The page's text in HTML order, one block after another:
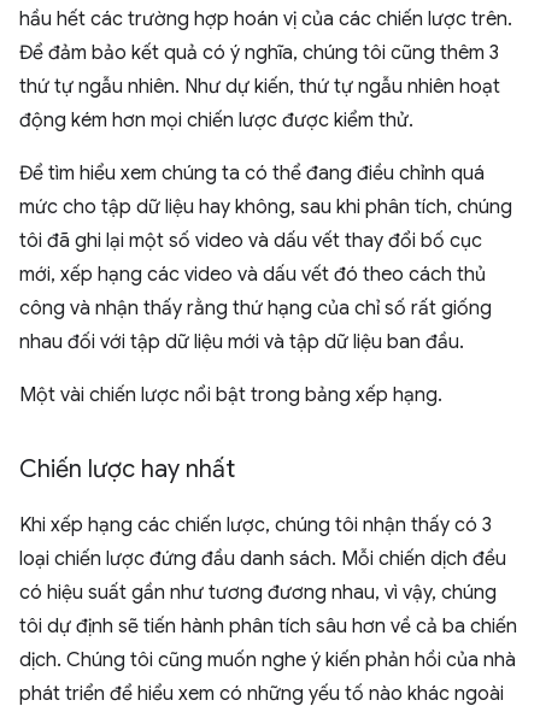
hầu hết các trường hợp hoán vị của các chiến lược trên.
Để đảm bảo kết quả có ý nghĩa, chúng tôi cũng thêm 3
thứ tự ngẫu nhiên. Như dự kiến, thứ tự ngẫu nhiên hoạt
động kém hơn mọi chiến lược được kiểm thử.
Để tìm hiểu xem chúng ta có thể đang điều chỉnh quá
mức cho tập dữ liệu hay không, sau khi phân tích, chúng
tôi đã ghi lại một số video và dấu vết thay đổi bố cục
mới, xếp hạng các video và dấu vết đó theo cách thủ
công và nhận thấy rằng thứ hạng của chỉ số rất giống
nhau đối với tập dữ liệu mới và tập dữ liệu ban đầu.
Một vài chiến lược nổi bật trong bảng xếp hạng.
Chiến lược hay nhất
Khi xếp hạng các chiến lược, chúng tôi nhận thấy có 3
loại chiến lược đứng đầu danh sách. Mỗi chiến dịch đều
có hiệu suất gần như tương đương nhau, vì vậy, chúng
tôi dự định sẽ tiến hành phân tích sâu hơn về cả ba chiến
dịch. Chúng tôi cũng muốn nghe ý kiến phản hồi của nhà
phát triển để hiểu xem có những yếu tố nào khác ngoài